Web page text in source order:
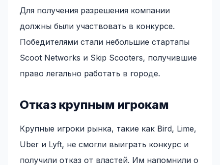
Для получения разрешения компании
должны были участвовать в конкурсе.
Победителями стали небольшие стартапы
Scoot Networks и Skip Scooters, получившие
право легально работать в городе.
Отказ крупным игрокам
Крупные игроки рынка, такие как Bird, Lime,
Uber и Lyft, не смогли выиграть конкурс и
получили отказ от властей. Им напомнили о